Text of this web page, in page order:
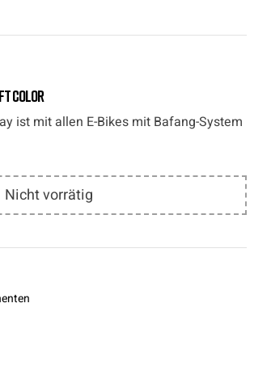
Color
ist mit allen E-Bikes mit Bafang-System
Nicht vorrätig